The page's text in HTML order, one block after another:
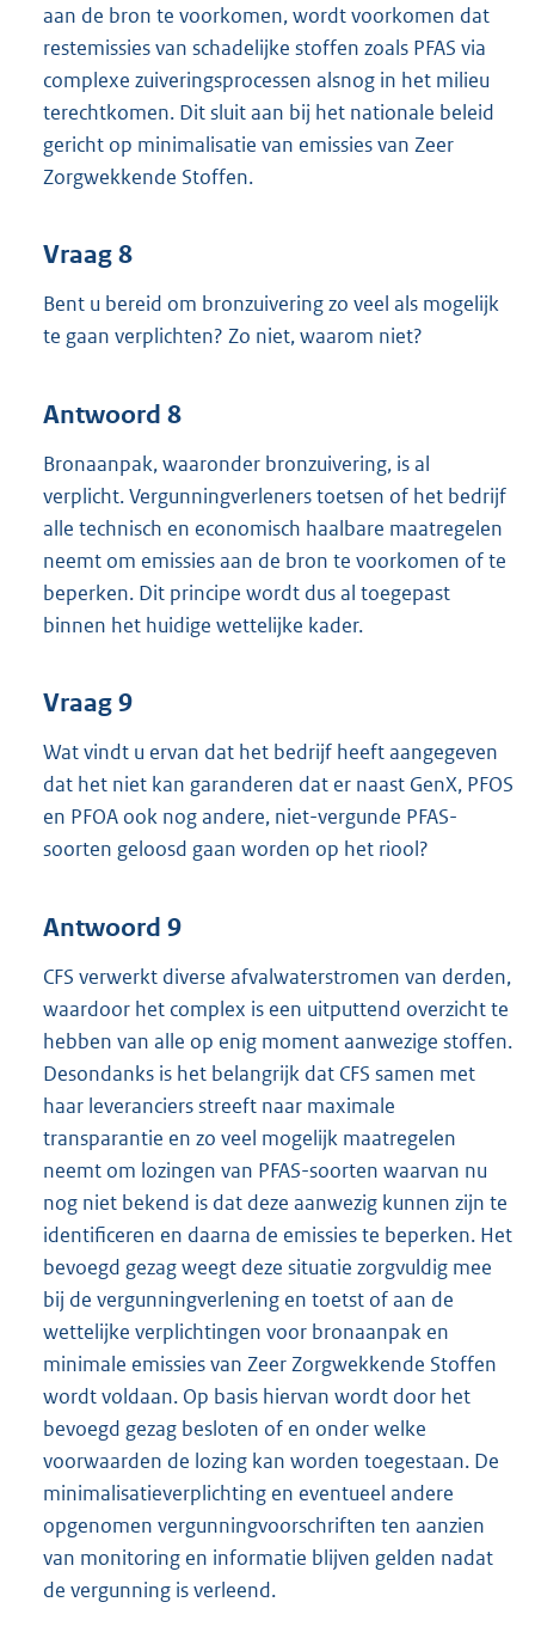
aan de bron te voorkomen, wordt voorkomen dat
restemissies van schadelijke stoffen zoals PFAS via
complexe zuiveringsprocessen alsnog in het milieu
terechtkomen. Dit sluit aan bij het nationale beleid
gericht op minimalisatie van emissies van Zeer
Zorgwekkende Stoffen.
Vraag 8
Bent u bereid om bronzuivering zo veel als mogelijk
te gaan verplichten? Zo niet, waarom niet?
Antwoord 8
Bronaanpak, waaronder bronzuivering, is al
verplicht. Vergunningverleners toetsen of het bedrijf
alle technisch en economisch haalbare maatregelen
neemt om emissies aan de bron te voorkomen of te
beperken. Dit principe wordt dus al toegepast
binnen het huidige wettelijke kader.
Vraag 9
Wat vindt u ervan dat het bedrijf heeft aangegeven
dat het niet kan garanderen dat er naast GenX, PFOS
en PFOA ook nog andere, niet-vergunde PFAS-
soorten geloosd gaan worden op het riool?
Antwoord 9
CFS verwerkt diverse afvalwaterstromen van derden,
waardoor het complex is een uitputtend overzicht te
hebben van alle op enig moment aanwezige stoffen.
Desondanks is het belangrijk dat CFS samen met
haar leveranciers streeft naar maximale
transparantie en zo veel mogelijk maatregelen
neemt om lozingen van PFAS-soorten waarvan nu
nog niet bekend is dat deze aanwezig kunnen zijn te
identificeren en daarna de emissies te beperken. Het
bevoegd gezag weegt deze situatie zorgvuldig mee
bij de vergunningverlening en toetst of aan de
wettelijke verplichtingen voor bronaanpak en
minimale emissies van Zeer Zorgwekkende Stoffen
wordt voldaan. Op basis hiervan wordt door het
bevoegd gezag besloten of en onder welke
voorwaarden de lozing kan worden toegestaan. De
minimalisatieverplichting en eventueel andere
opgenomen vergunningvoorschriften ten aanzien
van monitoring en informatie blijven gelden nadat
de vergunning is verleend.